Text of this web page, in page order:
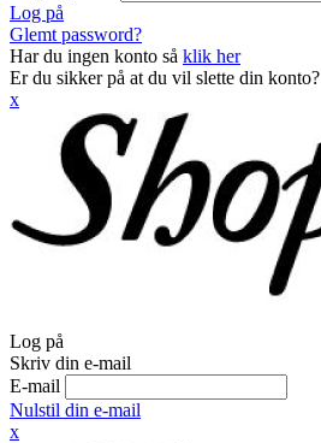
Log på
Glemt password?
Har du ingen konto så klik her
Er du sikker på at du vil slette din konto?
x
Log på
Skriv din e-mail
E-mail
Nulstil din e-mail
x